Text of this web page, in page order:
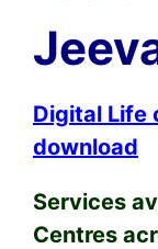
Digital Life
download
Services
Centres